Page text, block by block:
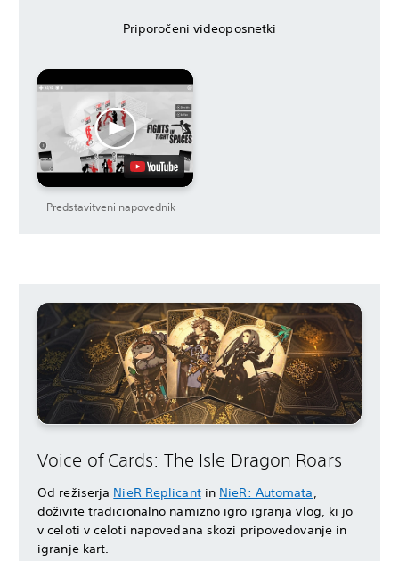
Priporočeni videoposnetki
Predstavitveni napovednik
Voice of Cards: The Isle Dragon Roars
Od režiserja NieR Replicantin NieR: Automata,
doživite tradicionalno namizno igro igranja vlog, ki jo
v celoti v celoti napovedana skozi pripovedovanje in
igranje kart.